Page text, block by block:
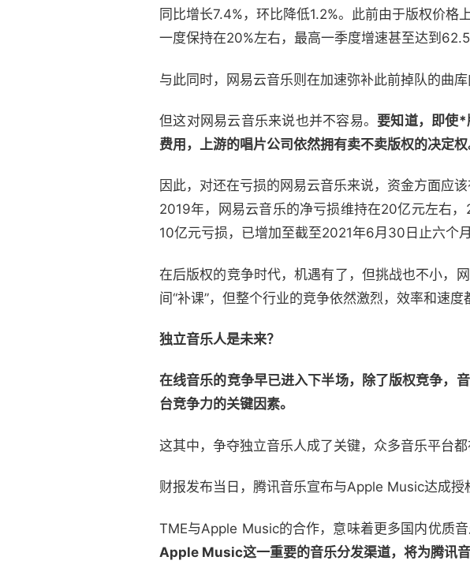
同比增长7.4%，环比降低1.2%。此前由于版权价
一度保持在20%左右，最高一季度增速甚至达到
与此同时，网易云音乐则在加速弥补此前掉队的曲
但这对网易云音乐来说也并不容易。 要知道，即使*
费用，上游的唱片公司依然拥有卖不卖版权的决定权
因此，对还在亏损的网易云音乐来说，资金方面应
2019年，网易云音乐的净亏损维持在20亿元左右
10亿元亏损，已增加至截至2021年6月30日止六个
在后版权的竞争时代，机遇有了，但挑战也不小，
间“补课”，但整个行业的竞争依然激烈，效率和速度
独立音乐人是未来？
在线音乐的竞争早已进入下半场，除了版权竞争，
台竞争力的关键因素。
这其中，争夺独立音乐人成了关键，众多音乐平台都
财报发布当日，腾讯音乐宣布与Apple Music达成授
TME与Apple Music的合作，意味着更多国内优质
Apple Music这一重要的音乐分发渠道，将为腾讯音